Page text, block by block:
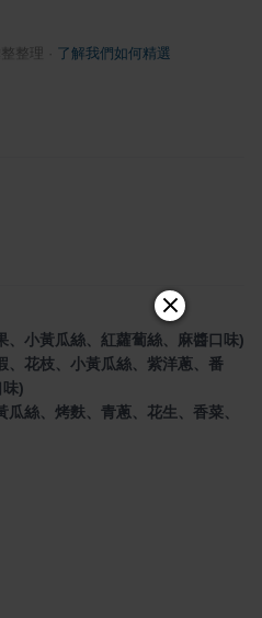
整理 了解我們如何精選
、小黃瓜絲、紅蘿蔔絲、麻醬口味)
、花枝、小黃瓜絲、紫洋蔥、番
)
絲、烤麩、青蔥、花生、香菜、